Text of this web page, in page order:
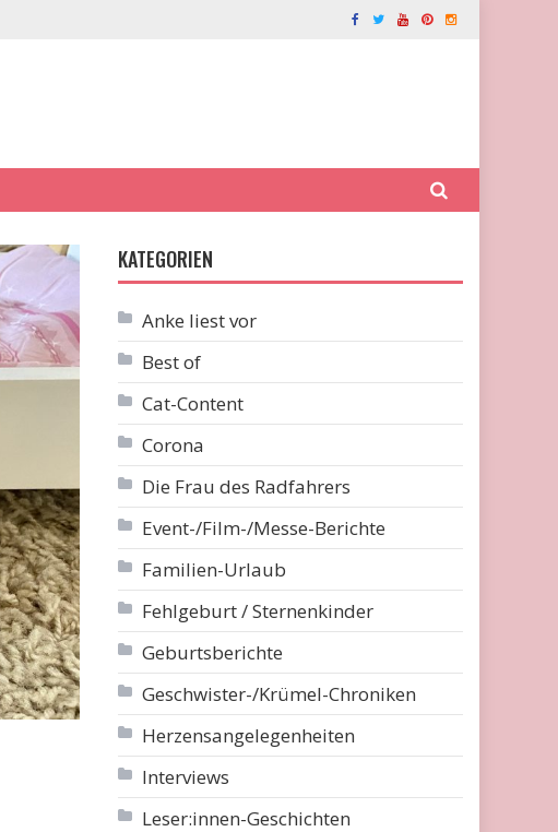
KATEGORIEN
Anke liest vor
Best of
Cat-Content
Corona
Die Frau des Radfahrers
Event-/Film-/Messe-Berichte
Familien-Urlaub
Fehlgeburt / Sternenkinder
Geburtsberichte
Geschwister-/Krümel-Chroniken
Herzensangelegenheiten
Interviews
Leser:innen-Geschichten